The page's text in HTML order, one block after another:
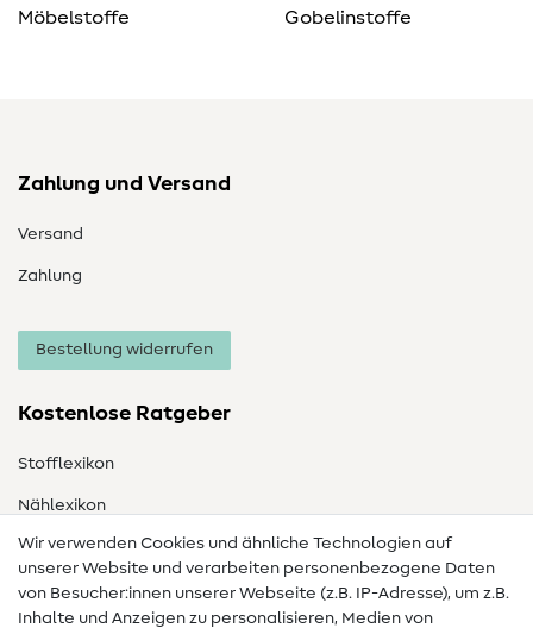
Möbelstoffe
Gobelinstoffe
Zahlung und Versand
Versand
Zahlung
Bestellung widerrufen
Kostenlose Ratgeber
Stofflexikon
Nählexikon
Nähanleitungen
Hilfe & Kontakt
Wir verwenden Cookies und ähnliche Technologien auf
unserer Website und verarbeiten personenbezogene Daten
von Besucher:innen unserer Webseite (z.B. IP-Adresse), um z.B.
Inhalte und Anzeigen zu personalisieren, Medien von